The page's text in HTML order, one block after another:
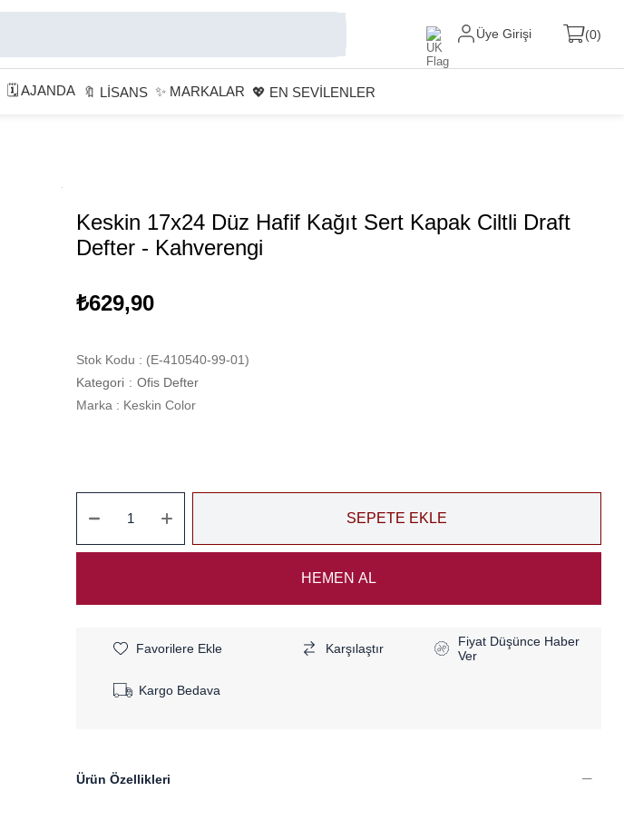
Üye Girişi 0
🗓 AJANDA 🔖 LİSANS ✨ MARKALAR 💖 EN SEVİLENLER
Keskin 17x24 Düz Hafif Kağıt Sert Kapak Ciltli Draft
Defter - Kahverengi
₺629,90
Stok Kodu
(E-410540-99-01)
Kategori : Ofis Defter
Marka : Keskin Color
Favorilere Ekle Karşılaştır
Fiyat Düşünce Haber
Ver
Kargo Bedava
Ürün Özellikleri